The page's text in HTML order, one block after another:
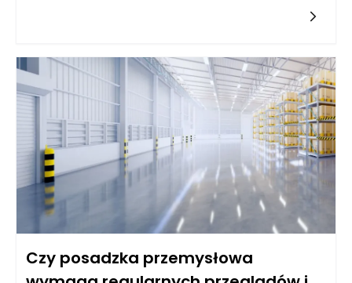
bolesnych infekcji, problemów estetycznych i przewlekłych
stanów zapalnych. Warto zrozumieć, że higiena jamy ustnej
nie jest jednorazowym działaniem, lecz procesem trwającym
przez całe życie, w który zaangażowany powinien być
zarówno pacjent, jak i specjalista dentystyczny. Świadome
podejście do pielęgnacji, połączone z regularnymi kontrolami
stomatologicznymi oraz korzystaniem z nowoczesnych
narzędzi pielęgnacyjnych, pozwala nie tylko zachować
zdrowe zęby, ale także zapobiegać wielu chorobom o podłożu
bakteryjnym czy zapalnym, które mogą negatywnie wpłynąć
na ogólne funkcjonowanie organizmu.
Czy posadzka przemysłowa